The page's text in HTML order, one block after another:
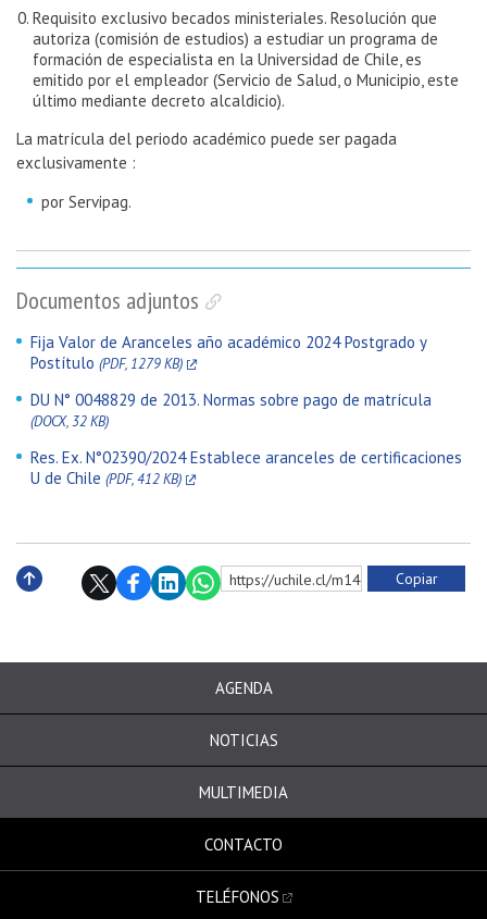
Documentos adjuntos
Fija Valor de Aranceles año académico 2024 Postgrado y
Postítulo (PDF, 1279 KB)
DU N° 0048829 de 2013. Normas sobre pago de matrícula
(DOCX, 32 KB)
Res. Ex. N°02390/2024 Establece aranceles de certificaciones
U de Chile (PDF, 412 KB)
Requisito exclusivo becados ministeriales. Resolución que
autoriza (comisión de estudios) a estudiar un programa de
formación de especialista en la Universidad de Chile, es
emitido por el empleador (Servicio de Salud, o Municipio, este
último mediante decreto alcaldicio).
La matrícula del periodo académico puede ser pagada
exclusivamente :
por Servipag.
https://uchile.cl/m142546 Copiar
AGENDA
NOTICIAS
MULTIMEDIA
CONTACTO
TELÉFONOS